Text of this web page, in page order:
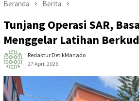
Beranda Berita
Tunjang Operasi SAR,
Menggelar Latihan
Redaktur DetikManado
27 April 2026